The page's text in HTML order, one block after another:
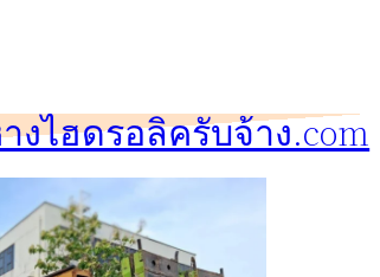
งไฮดรอลิครับจ้าง.com